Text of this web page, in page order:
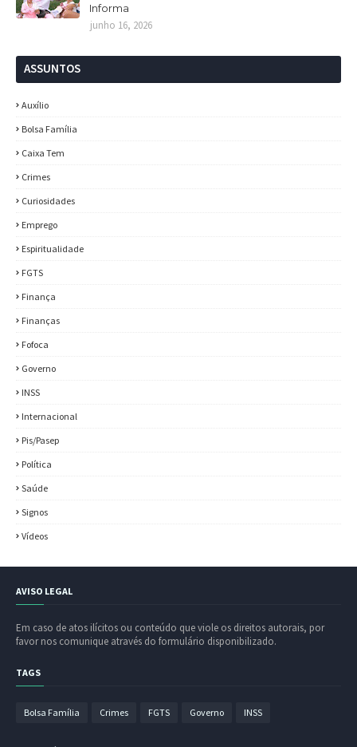
Informa
junho 16, 2026
ASSUNTOS
Auxílio
Bolsa Família
Caixa Tem
Crimes
Curiosidades
Emprego
Espiritualidade
FGTS
Finança
Finanças
Fofoca
Governo
INSS
Internacional
Pis/Pasep
Política
Saúde
Signos
Vídeos
AVISO LEGAL
Em caso de atos ilícitos ou conteúdo que viole os direitos autorais, por
favor nos comunique através do formulário disponibilizado.
TAGS
Bolsa Família Crimes FGTS Governo INSS